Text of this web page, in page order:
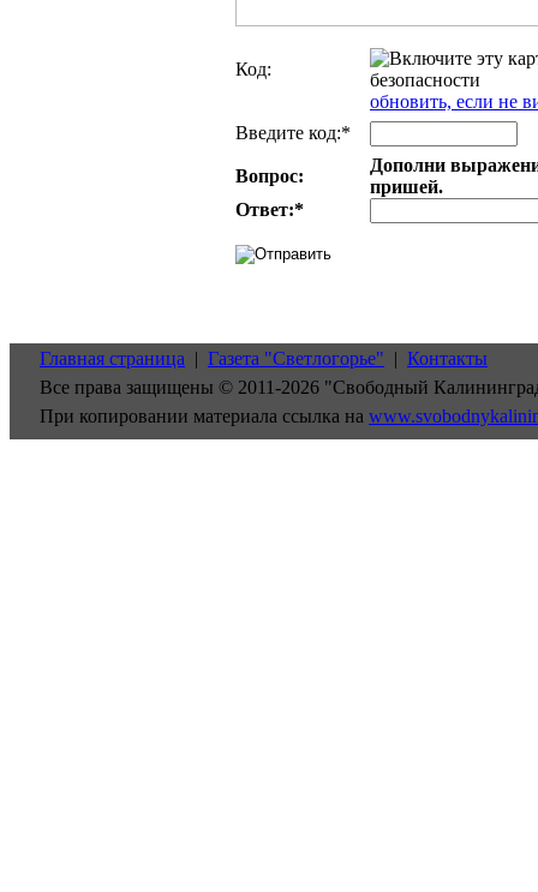
Код:
обновить, если не
Введите код:*
Вопрос:
Дополни
пришей.
Ответ:*
Главная страница | Газета "Светлогорье" | Контакты
Все права защищены © 2011-2026 "Свободный
При копировании материала ссылка на